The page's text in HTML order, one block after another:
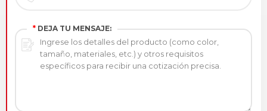
* DEJA TU MENSAJE: